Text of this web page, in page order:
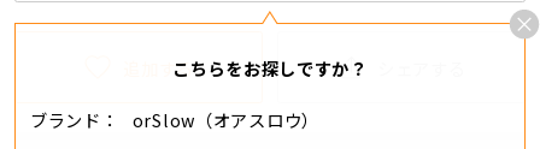
こちらをお探しですか？
ブランド
orSlow（オアスロウ）
追加する